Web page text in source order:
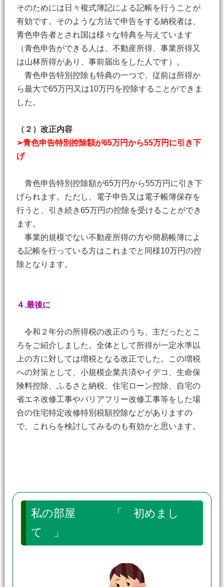
そのためには日々複式簿記による記帳を行うことが
有効です。そのような方法で申告をする納税者は、
青色申告者とされ国は様々な特典を与えています
（青色申告ができる人は、不動産所得、事業所得又
は山林所得があり、事前届出をした人です）。
青色申告特別控除も特典の一つで、従前は所得か
ら最大で65万円又は10万円を控除することができま
した。
（２）改正内容
➢青色申告特別控除額が65万円から55万円に引き下
げ
青色申告特別控除額が65万円から55万円に引き下
げられます。ただし、電子申告又は電子帳簿保存を
行うと、引き続き65万円の控除を受けることができ
ます。
事業的規模でない不動産所得の方や簡易帳簿によ
る記帳を行っている方はこれまでと同様10万円の控
除となります。
４.最後に
令和２年分の所得税の改正のうち、主だったとこ
ろをご紹介しました。全体として所得が一定水準以
上の方に対しては増税となる改正でした。この増税
への対策として、小規模企業共済やイデコ、生命保
険料控除、ふるさと納税、住宅ローン控除、自宅の
省エネ改修工事やバリアフリー改修工事等をした場
合の住宅特定改修特別税額控除などがありますの
で、これらを検討してみるのも有効かと思います。
私の部屋 「 初めまし
て 」